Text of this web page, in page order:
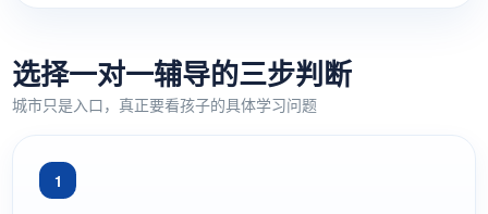
选择一对一辅导的三步判断
城市只是入口，真正要看孩子的具体学习问题
1